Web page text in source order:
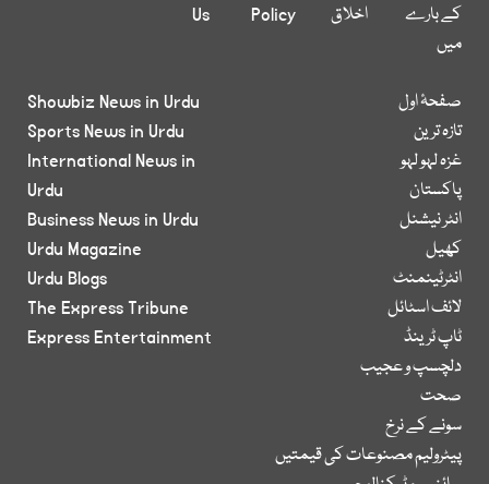
کے بارے
میں
اخلاق
Policy
Us
صفحۂ اول
تازہ ترین
غزہ لہو لہو
پاکستان
انٹر نیشنل
کھیل
انٹرٹینمنٹ
لائف اسٹائل
ٹاپ ٹرینڈ
دلچسپ و عجیب
صحت
سونے کے نرخ
پیٹرولیم مصنوعات کی قیمتیں
Showbiz News in Urdu
Sports News in Urdu
International News in
Urdu
Business News in Urdu
Urdu Magazine
Urdu Blogs
The Express Tribune
Express Entertainment